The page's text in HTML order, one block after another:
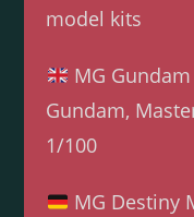
model kits
MG
Gundam,
1/100
MG Destiny